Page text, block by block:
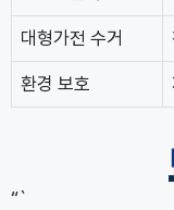
대형가전 수거
환경 보호
“`